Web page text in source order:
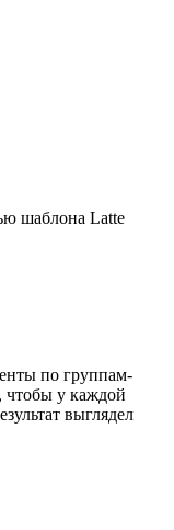
шаблона Latte
по группам-
чтобы у каждой
выглядел